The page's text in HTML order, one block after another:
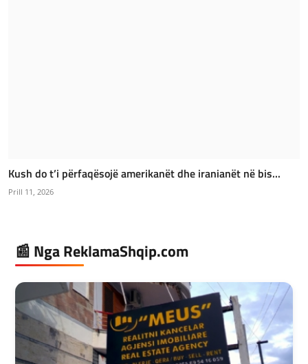
Kush do t’i përfaqësojë amerikanët dhe iranianët në bis...
Prill 11, 2026
📰 Nga ReklamaShqip.com